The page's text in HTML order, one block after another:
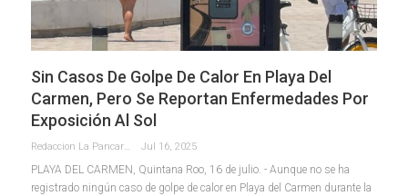
Sin Casos De Golpe De Calor En Playa Del
Carmen, Pero Se Reportan Enfermedades Por
Exposición Al Sol
Redaccion La Pancarta De Quintana Roo Jul 16, 2025
PLAYA DEL CARMEN, Quintana Roo, 16 de julio. - Aunque no se ha
registrado ningún caso de golpe de calor en Playa del Carmen durante la